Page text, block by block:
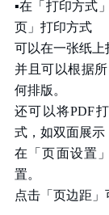
▪在「打印方式
页」打印方式
可以在一张纸上
并且可以根据
何排版。
还可以将PDF
式，如双面展示
在「页面设置
置。
点击「页边距」